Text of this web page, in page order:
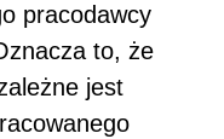
pracodawcy
to, że
jest